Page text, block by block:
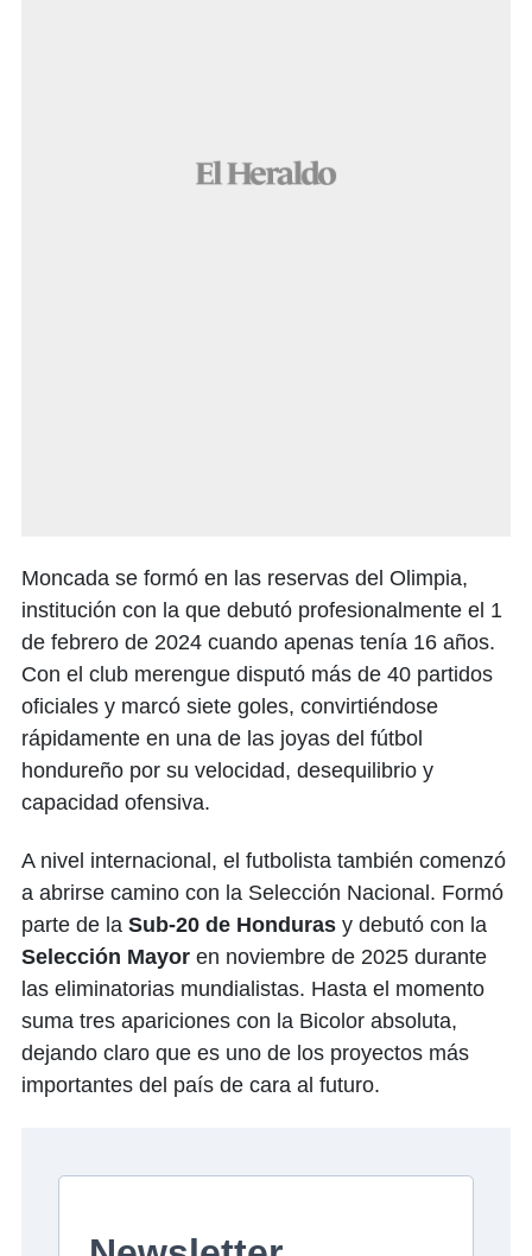
Moncada se formó en las reservas del Olimpia,
institución con la que debutó profesionalmente el 1
de febrero de 2024 cuando apenas tenía 16 años.
Con el club merengue disputó más de 40 partidos
oficiales y marcó siete goles, convirtiéndose
rápidamente en una de las joyas del fútbol
hondureño por su velocidad, desequilibrio y
capacidad ofensiva.
A nivel internacional, el futbolista también comenzó
a abrirse camino con la Selección Nacional. Formó
parte de la Sub-20 de Honduras y debutó con la
Selección Mayor en noviembre de 2025 durante
las eliminatorias mundialistas. Hasta el momento
suma tres apariciones con la Bicolor absoluta,
dejando claro que es uno de los proyectos más
importantes del país de cara al futuro.